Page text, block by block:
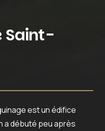
Saint-
est un édifice
a débuté peu après